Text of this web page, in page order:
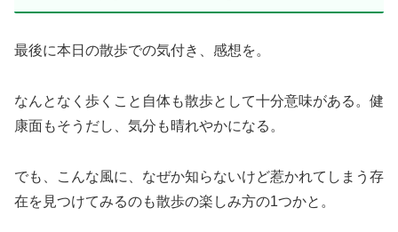
最後に本日の散歩での気付き、感想を。
なんとなく歩くこと自体も散歩として十分意味がある。健
康面もそうだし、気分も晴れやかになる。
でも、こんな風に、なぜか知らないけど惹かれてしまう存
在を見つけてみるのも散歩の楽しみ方の1つかと。